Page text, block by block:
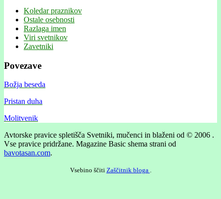
Koledar praznikov
Ostale osebnosti
Razlaga imen
Viri svetnikov
Zavetniki
Povezave
Božja beseda
Pristan duha
Molitvenik
Avtorske pravice spletišča Svetniki, mučenci in blaženi od © 2006 .
Vse pravice pridržane. Magazine Basic shema strani od
bavotasan.com.
Vsebino ščiti Zaščitnik bloga .